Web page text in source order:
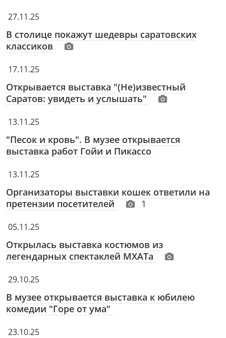
27.11.25
В столице покажут шедевры саратовских
классиков
17.11.25
Открывается выставка "(Не)известный
Саратов: увидеть и услышать"
13.11.25
"Песок и кровь". В музее открывается
выставка работ Гойи и Пикассо
13.11.25
Организаторы выставки кошек ответили на
претензии посетителей
1
05.11.25
Открылась выставка костюмов из
легендарных спектаклей МХАТа
29.10.25
В музее открывается выставка к юбилею
комедии "Горе от ума"
23.10.25